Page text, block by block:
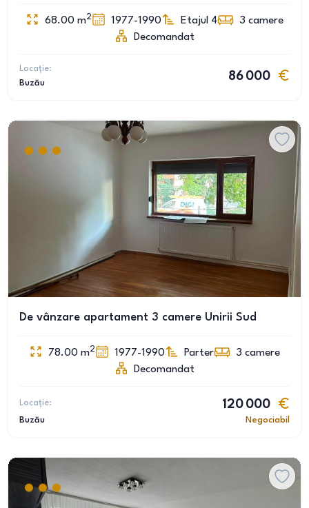
68.00 m2 1977-1990 Etajul 4 3 camere
Decomandat
Locație:
Buzău
86 000
De vânzare apartament 3 camere Unirii Sud
78.00 m2 1977-1990 Parter 3 camere
Decomandat
Locație:
Buzău
120 000
Negociabil